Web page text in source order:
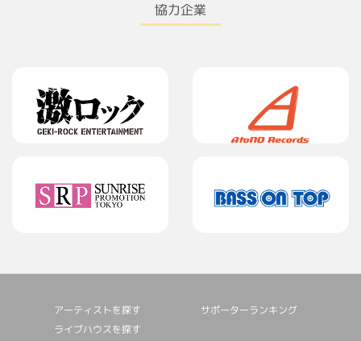
協力企業
アーティストを探す
ライブハウスを探す
サポーターランキング